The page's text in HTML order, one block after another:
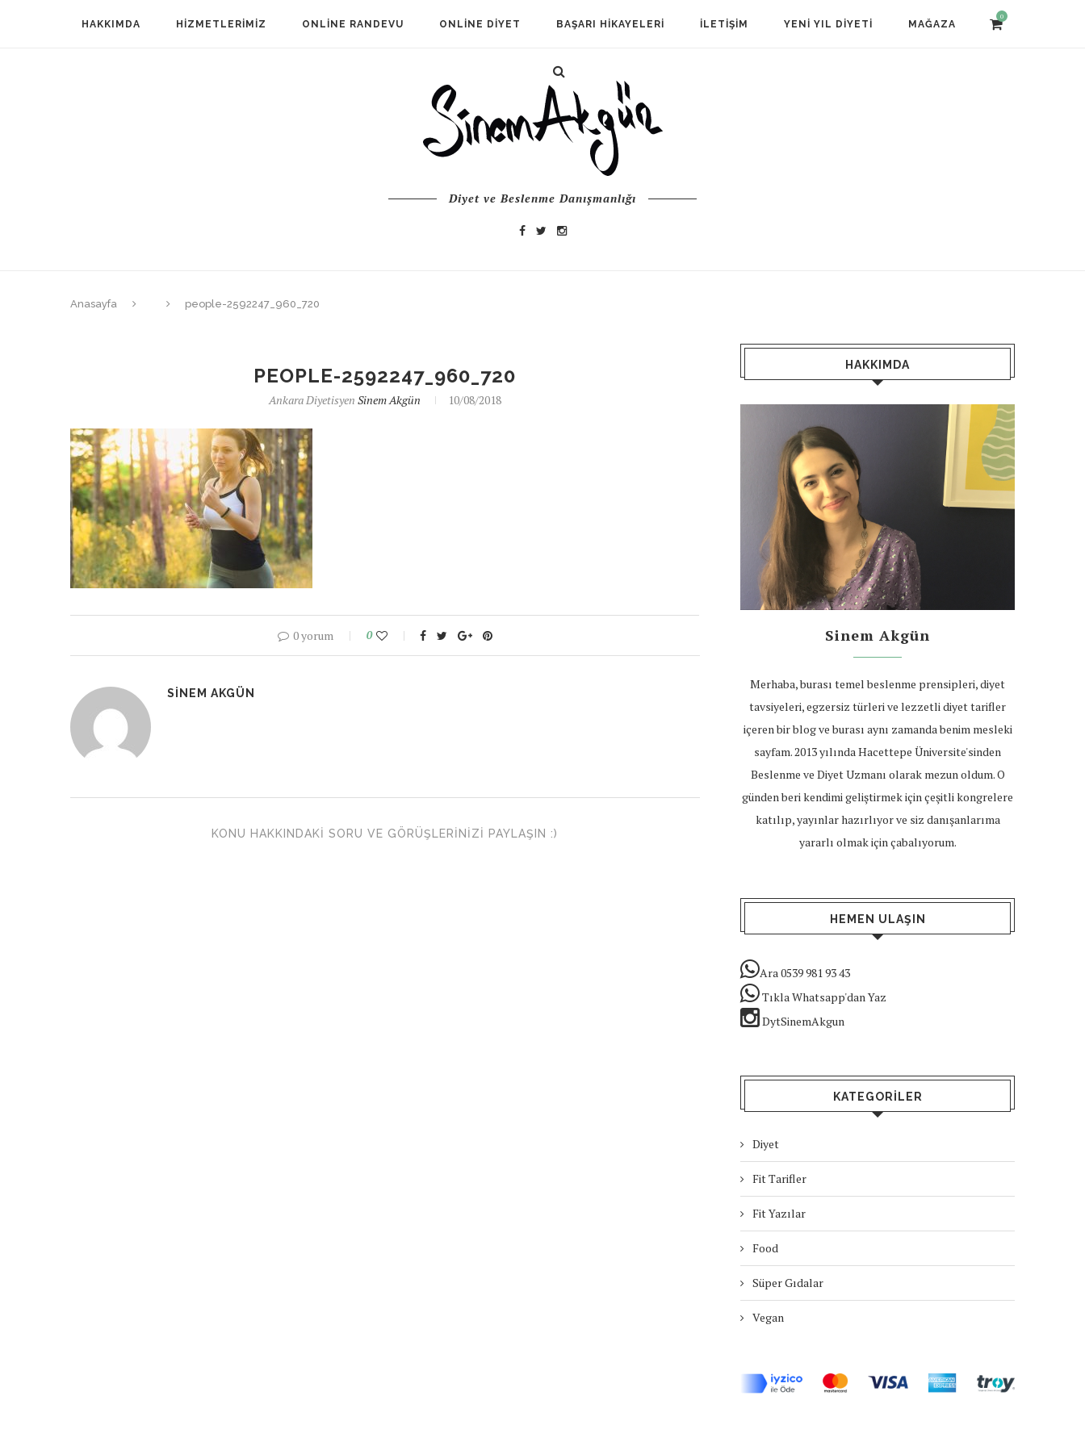
HAKKIMDA HIZMETLERIMIZ ONLINE RANDEVU ONLINE DIYET BAŞARI HIKAYELERI İLETIŞIM YENI YIL DIYETI MAĞAZA
0
Diyet ve Beslenme Danışmanlığı
Anasayfa people-2592247_960_720
PEOPLE-2592247_960_720
Ankara Diyetisyen Sinem Akgün 10/08/2018
0 yorum 0
SINEM AKGÜN
KONU HAKKINDAKI SORU VE GÖRÜŞLERINIZI PAYLAŞIN :)
HAKKIMDA
Sinem Akgün
Merhaba, burası temel beslenme prensipleri, diyet
tavsiyeleri, egzersiz türleri ve lezzetli diyet tarifler
içeren bir blog ve burası aynı zamanda benim mesleki
sayfam. 2013 yılında Hacettepe Üniversite'sinden
Beslenme ve Diyet Uzmanı olarak mezun oldum. O
günden beri kendimi geliştirmek için çeşitli kongrelere
katılıp, yayınlar hazırlıyor ve siz danışanlarıma
yararlı olmak için çabalıyorum.
HEMEN ULAŞIN
Ara 0539 981 93 43
Tıkla Whatsapp'dan Yaz
DytSinemAkgun
KATEGORILER
Diyet
Fit Tarifler
Fit Yazılar
Food
Süper Gıdalar
Vegan